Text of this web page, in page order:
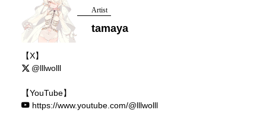
Artist
tamaya
【X】
@lllwolll
【YouTube】
https://www.youtube.com/@lllwolll